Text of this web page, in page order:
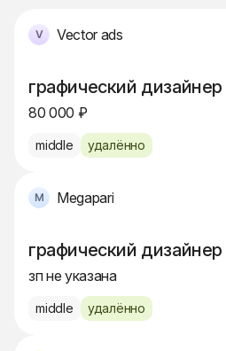
Vector ads
графический дизайнер
80 000 ₽
middle удалённо
Megapari
графический дизайнер
зп не указана
middle удалённо